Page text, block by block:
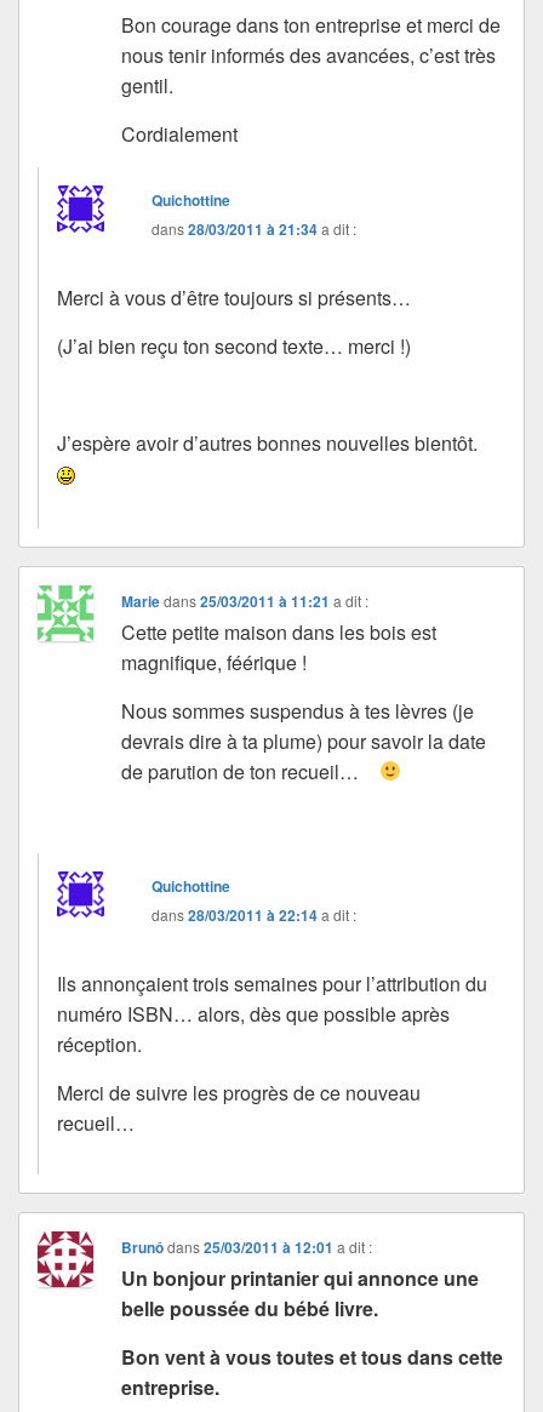
Bon courage dans ton entreprise et merci de
nous tenir informés des avancées, c’est très
gentil.
Cordialement
Quichottine
dans28/03/2011 à 21:34a dit :
Merci à vous d’être toujours si présents…
(J’ai bien reçu ton second texte… merci !)
J’espère avoir d’autres bonnes nouvelles bientôt.
Mariedans25/03/2011 à 11:21 a dit :
Cette petite maison dans les bois est
magnifique, féérique !
Nous sommes suspendus à tes lèvres (je
devrais dire à ta plume) pour savoir la date
de parution de ton recueil…
Quichottine
dans28/03/2011 à 22:14a dit :
Ils annonçaient trois semaines pour l’attribution du
numéro ISBN… alors, dès que possible après
réception.
Merci de suivre les progrès de ce nouveau
recueil…
Brunôdans25/03/2011 à 12:01 a dit :
Un bonjour printanier qui annonce une
belle poussée du bébé livre.
Bon vent à vous toutes et tous dans cette
entreprise.